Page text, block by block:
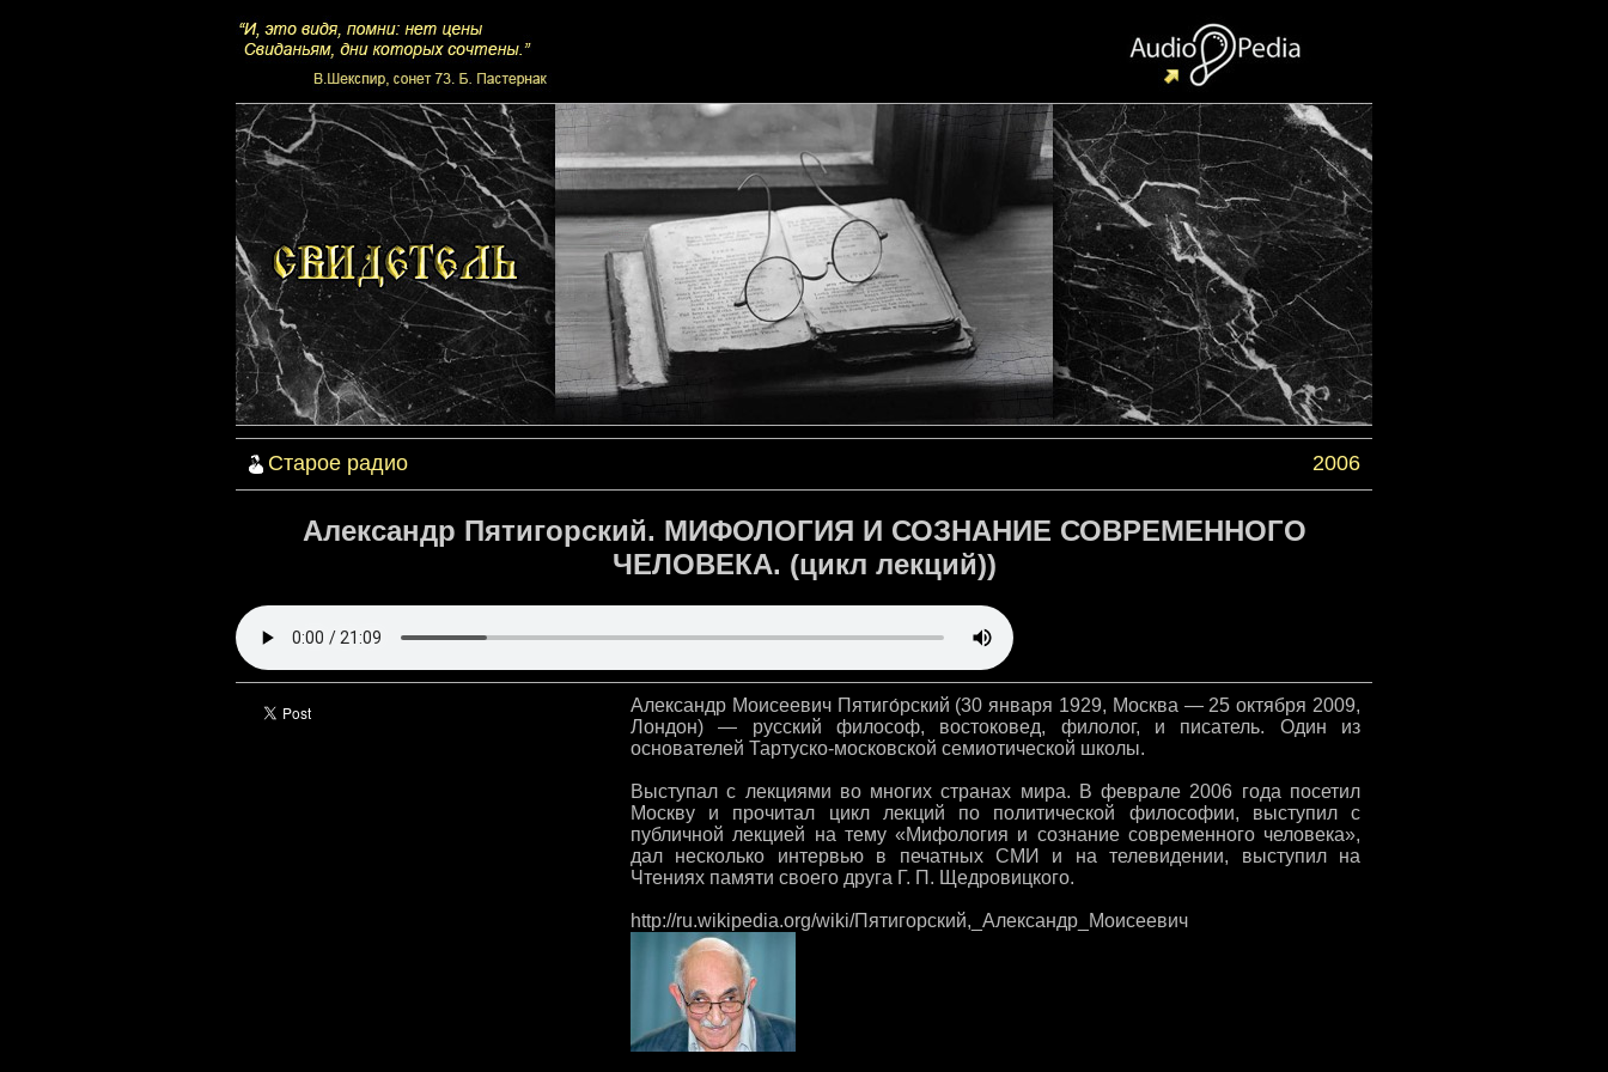
Старое радио 2006
Александр Пятигорский. МИФОЛОГИЯ И СОЗНАНИЕ СОВРЕМЕННОГО
ЧЕЛОВЕКА. (цикл лекций))
Александр Моисеевич Пятиго́рский (30 января 1929, Москва — 25 октября 2009,
Лондон) — русский философ, востоковед, филолог, и писатель. Один из
основателей Тартуско-московской семиотической школы.
Выступал с лекциями во многих странах мира. В феврале 2006 года посетил
Москву и прочитал цикл лекций по политической философии, выступил с
публичной лекцией на тему «Мифология и сознание современного человека»,
дал несколько интервью в печатных СМИ и на телевидении, выступил на
Чтениях памяти своего друга Г. П. Щедровицкого.
http://ru.wikipedia.org/wiki/Пятигорский,_Александр_Моисеевич